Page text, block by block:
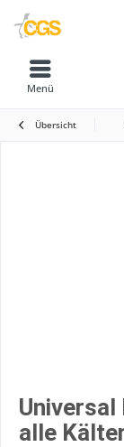
Menü
Übersicht
alle